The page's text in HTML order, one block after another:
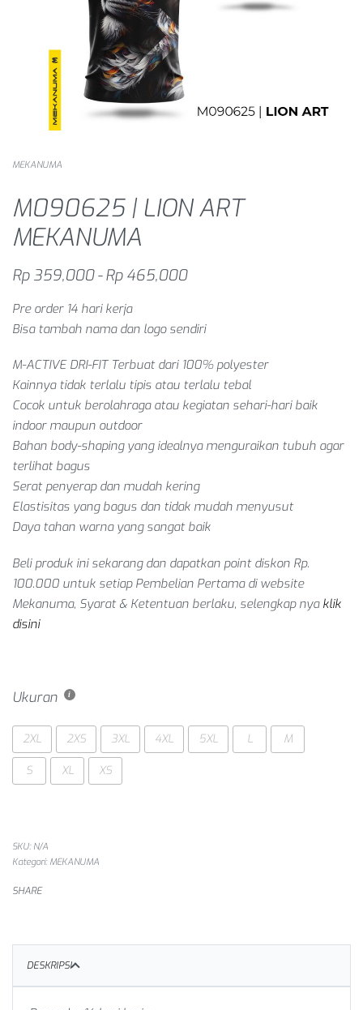
MEKANUMA
M090625 | LION ART
MEKANUMA
Rp 359,000 Rp465,000
Pre order 14 hari kerja
Bisa tambah nama dan logo sendiri
M-ACTIVE DRI-FIT Terbuat dari 100% polyester
Kainnya tidak terlalu tipis atau terlalu tebal
Cocok untuk berolahraga atau kegiatan sehari-hari baik
indoor maupun outdoor
Bahan body-shaping yang idealnya menguraikan tubuh agar
terlihat bagus
Serat penyerap dan mudah kering
Elastisitas yang bagus dan tidak mudah menyusut
Daya tahan warna yang sangat baik
Beli produk ini sekarang dan dapatkan point diskon Rp.
100.000 untuk setiap Pembelian Pertamadi website
Mekanuma, Syarat & Ketentuan berlaku, selengkap nya klik
disini
Ukuran
2XL 2XS 3XL 4XL 5XL L M
S XL XS
SKU: N/A
Kategori:MEKANUMA
SHARE
DESKRIPSI